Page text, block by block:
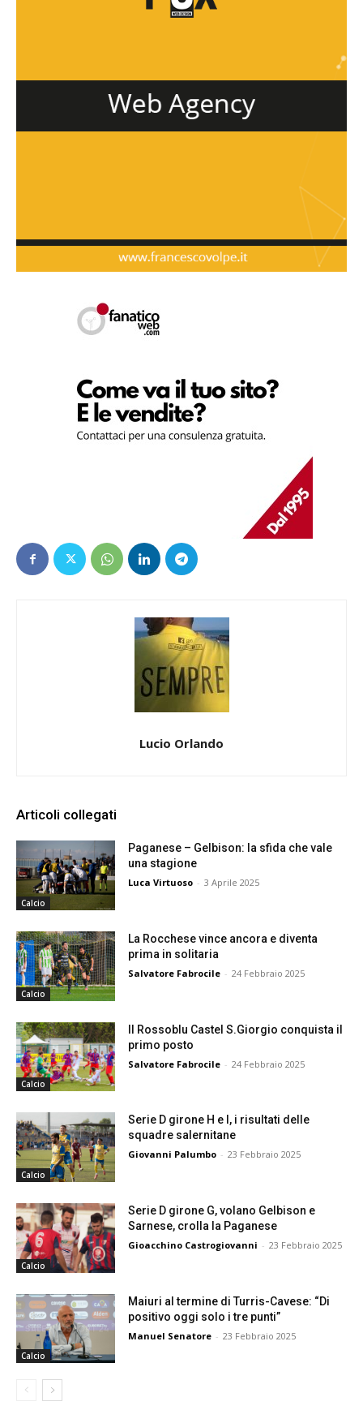
Lucio Orlando
Articoli collegati
Calcio
Paganese – Gelbison: la sfida che vale
una stagione
Luca Virtuoso - 3 Aprile 2025
Calcio
La Rocchese vince ancora e diventa
prima in solitaria
Salvatore Fabrocile - 24 Febbraio 2025
Calcio
Il Rossoblu Castel S.Giorgio conquista il
primo posto
Salvatore Fabrocile - 24 Febbraio 2025
Calcio
Serie D girone H e I, i risultati delle
squadre salernitane
Giovanni Palumbo - 23 Febbraio 2025
Calcio
Serie D girone G, volano Gelbison e
Sarnese, crolla la Paganese
Gioacchino Castrogiovanni - 23 Febbraio 2025
Calcio
Maiuri al termine di Turris-Cavese: “Di
positivo oggi solo i tre punti”
Manuel Senatore - 23 Febbraio 2025